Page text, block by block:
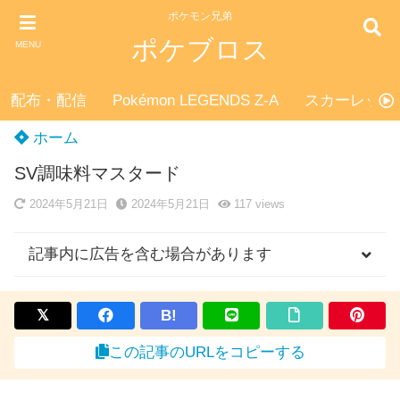
MENU
ポケモン兄弟
ポケブロス
配布・配信 Pokémon LEGENDS Z-A スカーレッ
ホーム
SV調味料マスタード
2024年5月21日 2024年5月21日 117 views
記事内に広告を含む場合があります
B!
この記事のURLをコピーする